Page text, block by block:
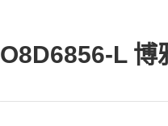
O8D6856-L 博